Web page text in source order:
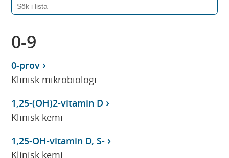
0-9
0-prov
Klinisk mikrobiologi
1,25-(OH)2-vitamin D
Klinisk kemi
1,25-OH-vitamin D, S-
Klinisk kemi